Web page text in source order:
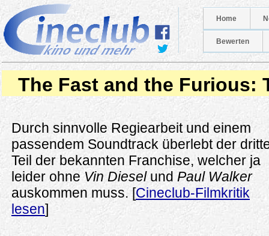
Home
Bewerten
The Fast and the Furious:
Durch sinnvolle Regiearbeit und einem
passendem Soundtrack überlebt der
Teil der bekannten Franchise, welcher ja
leider ohne Vin Dieselund Paul Walker
auskommen muss. [Cineclub-Filmkritik
lesen]